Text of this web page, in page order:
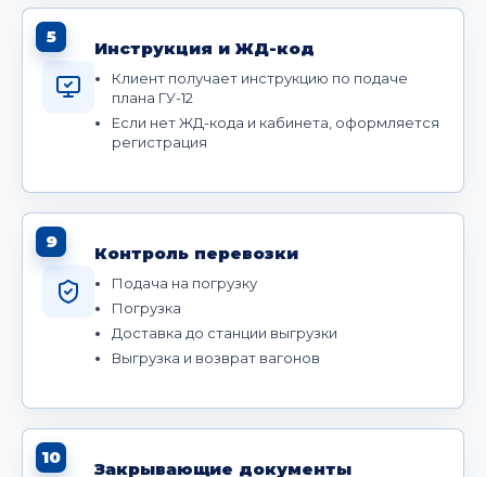
5
Инструкция и ЖД-код
Клиент получает инструкцию по подаче
плана ГУ-12
Если нет ЖД-кода и кабинета, оформляется
регистрация
9
Контроль перевозки
Подача на погрузку
Погрузка
Доставка до станции выгрузки
Выгрузка и возврат вагонов
10
Закрывающие документы